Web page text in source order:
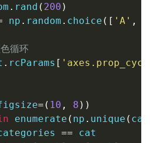
. rand ( 200 )
np . random . choice ( [ 'A' ,
循环
. rcParams [
= ( 10 , 8 ) )
enumerate ( np . unique (
== cat